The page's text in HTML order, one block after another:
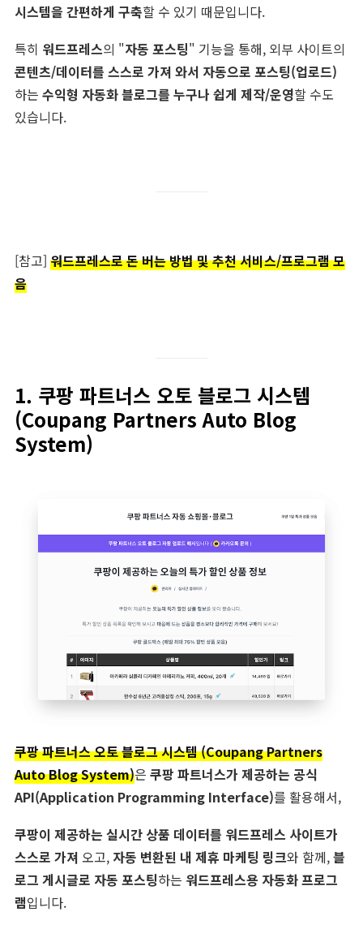
시스템을 간편하게 구축할 수 있기 때문입니다.
특히 워드프레스의 "자동 포스팅" 기능을 통해, 외부 사이트의
콘텐츠/데이터를 스스로 가져 와서 자동으로 포스팅(업로드)
하는 수익형 자동화 블로그를 누구나 쉽게 제작/운영할 수도
있습니다.
[참고] 워드프레스로 돈 버는 방법 및 추천 서비스/프로그램 모
음
1. 쿠팡 파트너스 오토 블로그 시스템
(Coupang Partners Auto Blog
System)
쿠팡 파트너스 오토 블로그 시스템 (Coupang Partners
Auto Blog System)은 쿠팡 파트너스가 제공하는 공식
API(Application Programming Interface)를 활용해서,
쿠팡이 제공하는 실시간 상품 데이터를 워드프레스 사이트가
스스로 가져 오고, 자동 변환된 내 제휴 마케팅 링크와 함께,블
로그 게시글로 자동 포스팅하는 워드프레스용 자동화 프로그
램입니다.